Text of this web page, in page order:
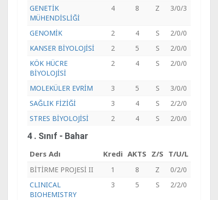
GENETİK
MÜHENDİSLİĞİ
4 8 Z 3/0/3
GENOMİK 2 4 S
2/0/0
KANSER BİYOLOJİSİ
2 5 S
2/0/0
KÖK HÜCRE
BİYOLOJİSİ
2 4 S 2/0/0
MOLEKÜLER EVRİM 3 5 S
3/0/0
SAĞLIK FİZİĞİ
3 4 S
2/2/0
STRES BİYOLOJİSİ
2 4 S 2/0/0
4 . Sınıf - Bahar
Ders Adı Kredi AKTS Z/S T/U/L
BİTİRME PROJESİ II 1 8 Z
0/2/0
CLINICAL
BIOHEMISTRY
3 5 S 2/2/0